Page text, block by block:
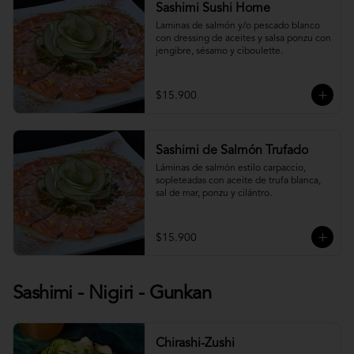
Sashimi Sushi Home
Laminas de salmón y/o pescado blanco
con dressing de aceites y salsa ponzu con
jengibre, sésamo y ciboulette.
$15.900
Sashimi de Salmón Trufado
Láminas de salmón estilo carpaccio,
sopleteadas con aceite de trufa blanca,
sal de mar, ponzu y cilántro.
$15.900
Sashimi - Nigiri - Gunkan
Chirashi-Zushi